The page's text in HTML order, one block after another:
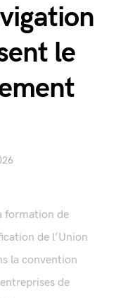
le
formation de
de l’Union
la convention
de